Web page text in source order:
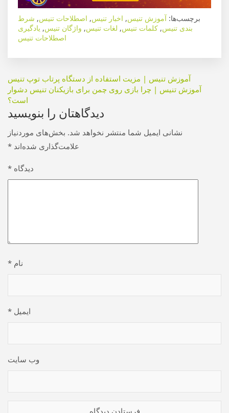
برچسب‌ها: آموزش تنیس, اخبار تنیس, اصطلاحات تنیس, شرط
بندی تنیس, کلمات تنیس, لغات تنیس, واژگان تنیس, یادگیری
اصطلاحات تنیس
راهبری
نوشته
آموزش تنیس | مزیت استفاده از دستگاه پرتاب توپ تنیس
آموزش تنیس | چرا بازی روی چمن برای بازیکنان تنیس دشوار
است؟
دیدگاهتان را بنویسید
نشانی ایمیل شما منتشر نخواهد شد. بخش‌های موردنیاز
علامت‌گذاری شده‌اند *
دیدگاه *
نام *
ایمیل *
وب‌ سایت